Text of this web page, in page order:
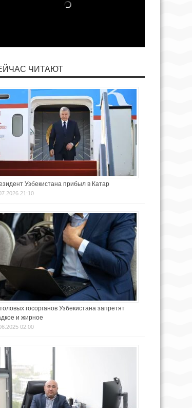
ЧИТАЮТ
Узбекистана прибыл в Катар
21:10
госорганов Узбекистана запретят
и жирное
02:00